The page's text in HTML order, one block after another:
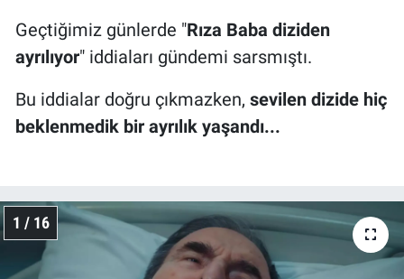
Geçtiğimiz günlerde "Rıza Baba diziden
ayrılıyor" iddiaları gündemi sarsmıştı.
Bu iddialar doğru çıkmazken, sevilen dizide hiç
beklenmedik bir ayrılık yaşandı...
1 / 16